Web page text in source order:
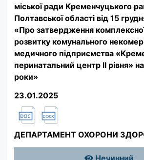
міської ради Кременчуцького
Полтавської області від 15
«Про затвердження
розвитку комунального
медичного підприємства
перинатальний центр II рівня»
роки»
23.01.2025
ДЕПАРТАМЕНТ ОХОРОНИ
Нечинний